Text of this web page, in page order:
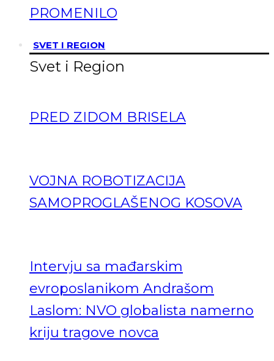
PROMENILO
SVET I REGION
Svet i Region
PRED ZIDOM BRISELA
VOJNA ROBOTIZACIJA
SAMOPROGLAŠENOG KOSOVA
Intervju sa mađarskim
evroposlanikom Andrašom
Laslom: NVO globalista namerno
kriju tragove novca